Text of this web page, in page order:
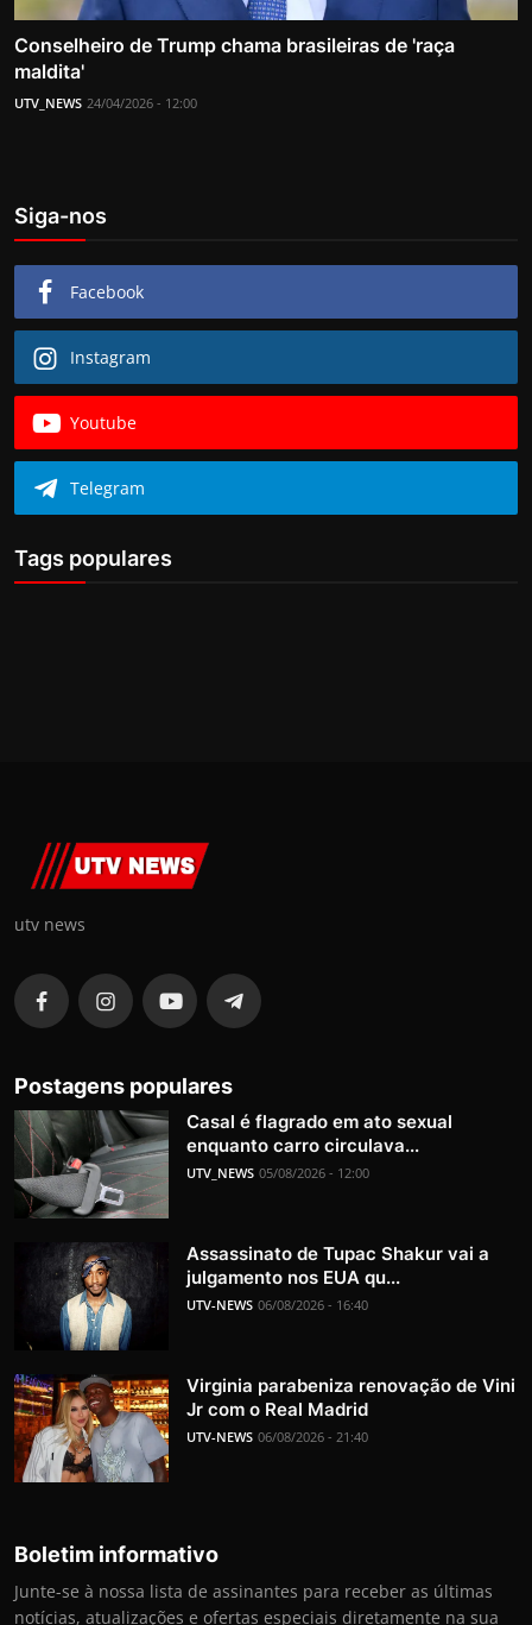
Conselheiro de Trump chama brasileiras de 'raça
maldita'
UTV_NEWS 24/04/2026 - 12:00
Siga-nos
Facebook
Instagram
Youtube
Telegram
Tags populares
utv news
Postagens populares
Casal é flagrado em ato sexual
enquanto carro circulava...
UTV_NEWS 05/08/2026 - 12:00
Assassinato de Tupac Shakur vai a
julgamento nos EUA qu...
UTV-NEWS 06/08/2026 - 16:40
Virginia parabeniza renovação de Vini
Jr com o Real Madrid
UTV-NEWS 06/08/2026 - 21:40
Boletim informativo
Junte-se à nossa lista de assinantes para receber as últimas
notícias, atualizações e ofertas especiais diretamente na sua